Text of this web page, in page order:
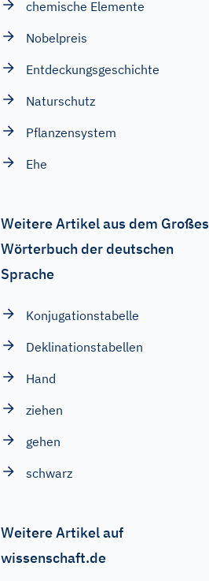
chemische Elemente
Nobelpreis
Entdeckungsgeschichte
Naturschutz
Pflanzensystem
Ehe
Weitere Artikel aus dem Großes
Wörterbuch der deutschen
Sprache
Konjugationstabelle
Deklinationstabellen
Hand
ziehen
gehen
schwarz
Weitere Artikel auf
wissenschaft.de